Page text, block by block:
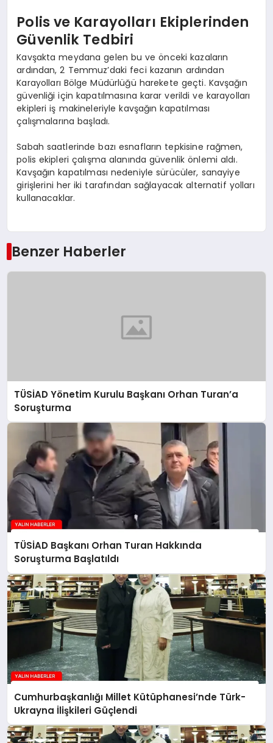
Polis ve Karayolları Ekiplerinden
Güvenlik Tedbiri
Kavşakta meydana gelen bu ve önceki kazaların
ardından, 2 Temmuz’daki feci kazanın ardından
Karayolları Bölge Müdürlüğü harekete geçti. Kavşağın
güvenliği için kapatılmasına karar verildi ve karayolları
ekipleri iş makineleriyle kavşağın kapatılması
çalışmalarına başladı.
Sabah saatlerinde bazı esnafların tepkisine rağmen,
polis ekipleri çalışma alanında güvenlik önlemi aldı.
Kavşağın kapatılması nedeniyle sürücüler, sanayiye
girişlerini her iki tarafından sağlayacak alternatif yolları
kullanacaklar.
Benzer Haberler
TÜSİAD Yönetim Kurulu Başkanı Orhan Turan’a
Soruşturma
TÜSİAD Başkanı Orhan Turan Hakkında
Soruşturma Başlatıldı
Cumhurbaşkanlığı Millet Kütüphanesi’nde Türk-
Ukrayna İlişkileri Güçlendi